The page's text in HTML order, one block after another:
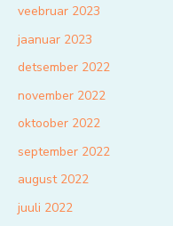
veebruar 2023
jaanuar 2023
detsember 2022
november 2022
oktoober 2022
september 2022
august 2022
juuli 2022